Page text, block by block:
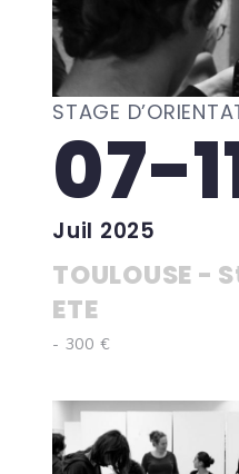
STAGE
07-
Juil 2025
TOULOUSE
ETE
- 300 €